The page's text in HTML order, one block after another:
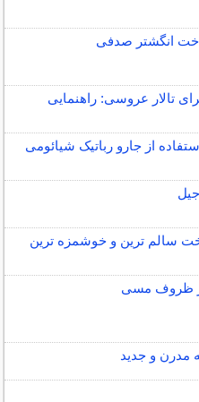
انگشتر صدفی
تالار عروسی: راهنمایی
از جارو رباتیک شیائومی
سالم ترین و خوشمزه ترین
ظروف مسی
مدرن و جدید